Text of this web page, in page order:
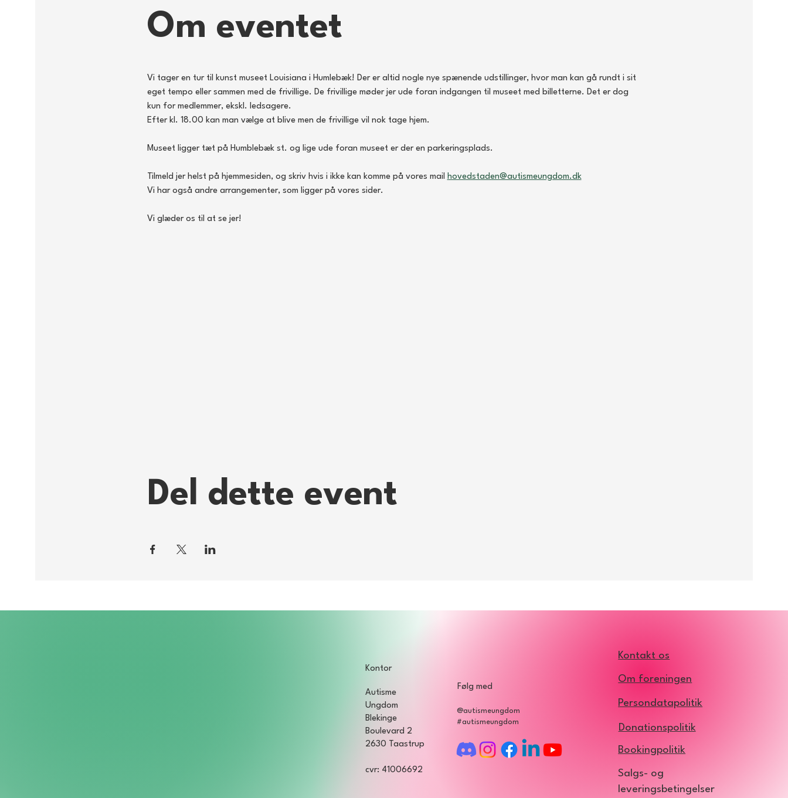
Om eventet
Vi tager en tur til kunst museet Louisiana i Humlebæk! Der er altid nogle nye spænende udstillinger, hvor man kan gå rundt i sit
eget tempo eller sammen med de frivillige. De frivillige møder jer ude foran indgangen til museet med billetterne. Det er dog
kun for medlemmer, ekskl. ledsagere.
Efter kl. 18.00 kan man vælge at blive men de frivillige vil nok tage hjem.
Museet ligger tæt på Humblebæk st. og lige ude foran museet er der en parkeringsplads.
Tilmeld jer helst på hjemmesiden, og skriv hvis i ikke kan komme på vores mail
hovedstaden@autismeungdom.dk
Vi har også andre arrangementer, som ligger på vores sider.
Vi glæder os til at se jer!
Del dette event
Kontor
Autisme
Ungdom
Blekinge
Boulevard 2
2630 Taastrup
cvr: 41006692
Følg med
@autismeungdom
#autismeungdom
Kontakt os
Om foreningen
Persondatapolitik
Donationspolitik
Bookingpolitik
Salgs- og
leveringsbetingelser